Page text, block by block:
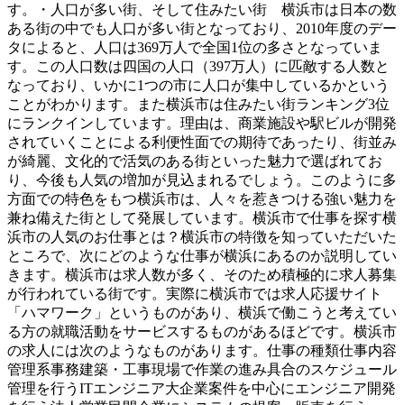
す。・人口が多い街、そして住みたい街 横浜市は日本の数
ある街の中でも人口が多い街となっており、2010年度のデー
タによると、人口は369万人で全国1位の多さとなっていま
す。この人口数は四国の人口（397万人）に匹敵する人数と
なっており、いかに1つの市に人口が集中しているかという
ことがわかります。また横浜市は住みたい街ランキング3位
にランクインしています。理由は、商業施設や駅ビルが開発
されていくことによる利便性面での期待であったり、街並み
が綺麗、文化的で活気のある街といった魅力で選ばれてお
り、今後も人気の増加が見込まれるでしょう。このように多
方面での特色をもつ横浜市は、人々を惹きつける強い魅力を
兼ね備えた街として発展しています。横浜市で仕事を探す横
浜市の人気のお仕事とは？横浜市の特徴を知っていただいた
ところで、次にどのような仕事が横浜にあるのか説明してい
きます。横浜市は求人数が多く、そのため積極的に求人募集
が行われている街です。実際に横浜市では求人応援サイト
「ハマワーク」というものがあり、横浜で働こうと考えてい
る方の就職活動をサービスするものがあるほどです。横浜市
の求人には次のようなものがあります。仕事の種類仕事内容
管理系事務建築・工事現場で作業の進み具合のスケジュール
管理を行うITエンジニア大企業案件を中心にエンジニア開発